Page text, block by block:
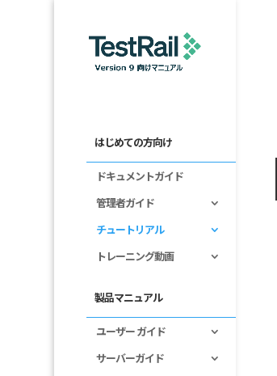
はじめての方向け
ドキュメントガイド
管理者ガイド
チュートリアル
トレーニング動画
製品マニュアル
ユーザー ガイド
サーバーガイド